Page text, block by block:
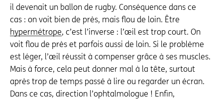
il devenait un ballon de rugby. Conséquence dans ce
cas : on voit bien de près, mais flou de loin. Être
hypermétrope, c’est l’inverse : l’œil est trop court. On
voit flou de près et parfois aussi de loin. Si le problème
est léger, l’œil réussit à compenser grâce à ses muscles.
Mais à force, cela peut donner mal à la tête, surtout
après trop de temps passé à lire ou regarder un écran.
Dans ce cas, direction l’ophtalmologue ! Enfin,